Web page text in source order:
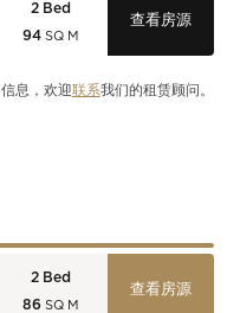
2 Bed
94 SQ M
查看房源
息，欢迎联系我们的租赁顾问。
2 Bed
86 SQ M
查看房源